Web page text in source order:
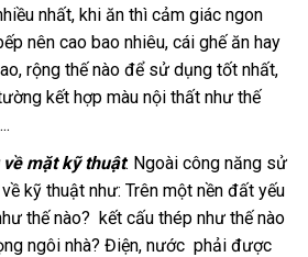
nhất, khi ăn thì cảm giác ngon
nên cao bao nhiêu, cái ghế ăn hay
rộng thế nào để sử dụng tốt nhất,
kết hợp màu nội thất như thế
mặt kỹ thuật: Ngoài công năng sử
kỹ thuật như: Trên một nền đất yếu
thế nào? kết cấu thép như thế nào
ngôi nhà? Điện, nước phải được